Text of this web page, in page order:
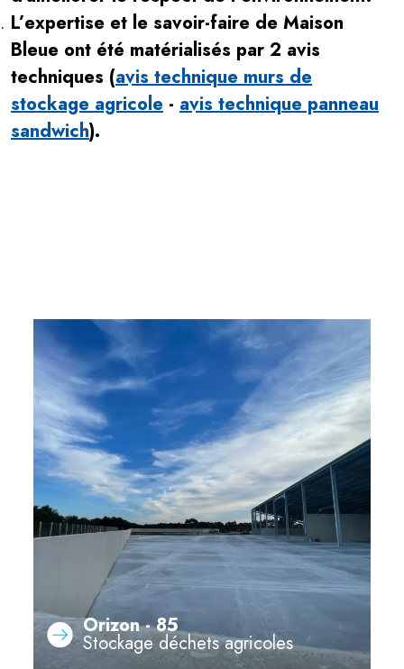
L’expertise et le savoir-faire de Maison
Bleue ont été matérialisés par 2 avis
techniques (avis technique murs de
stockage agricole - avis technique panneau
sandwich).
Orizon - 85
Stockage déchets agricoles